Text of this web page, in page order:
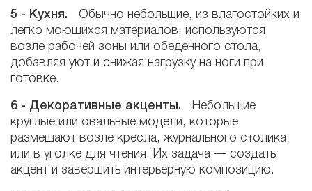
5 - Кухня.
Обычно небольшие, из влагостойких и
легко моющихся материалов, используются
возле рабочей зоны или обеденного стола,
добавляя уют и снижая нагрузку на ноги при
готовке.
6 - Декоративные акценты.
Небольшие
круглые или овальные модели, которые
размещают возле кресла, журнального столика
или в уголке для чтения. Их задача — создать
акцент и завершить интерьерную композицию.